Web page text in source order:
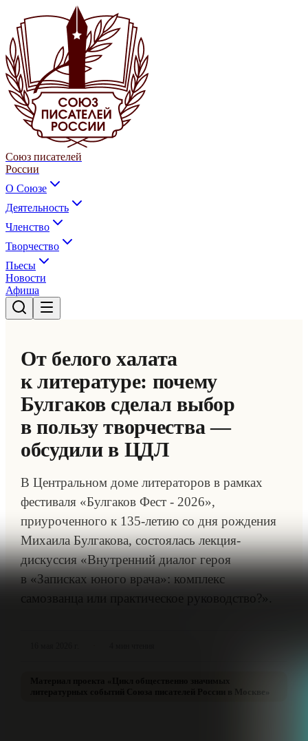
Союз писателей
России
О Союзе
Деятельность
Членство
Творчество
Пьесы
Новости
Афиша
От белого халата
к литературе: почему
Булгаков сделал выбор
в пользу творчества —
обсудили в ЦДЛ
В Центральном доме литераторов в рамках
фестиваля «Булгаков Фест - 2026»,
приуроченного к 135-летию со дня рождения
Михаила Булгакова, состоялась лекция-
дискуссия «Внутренний диалог героя
в «Записках юного врача»: комплекс
самозванца или практическое руководство?».